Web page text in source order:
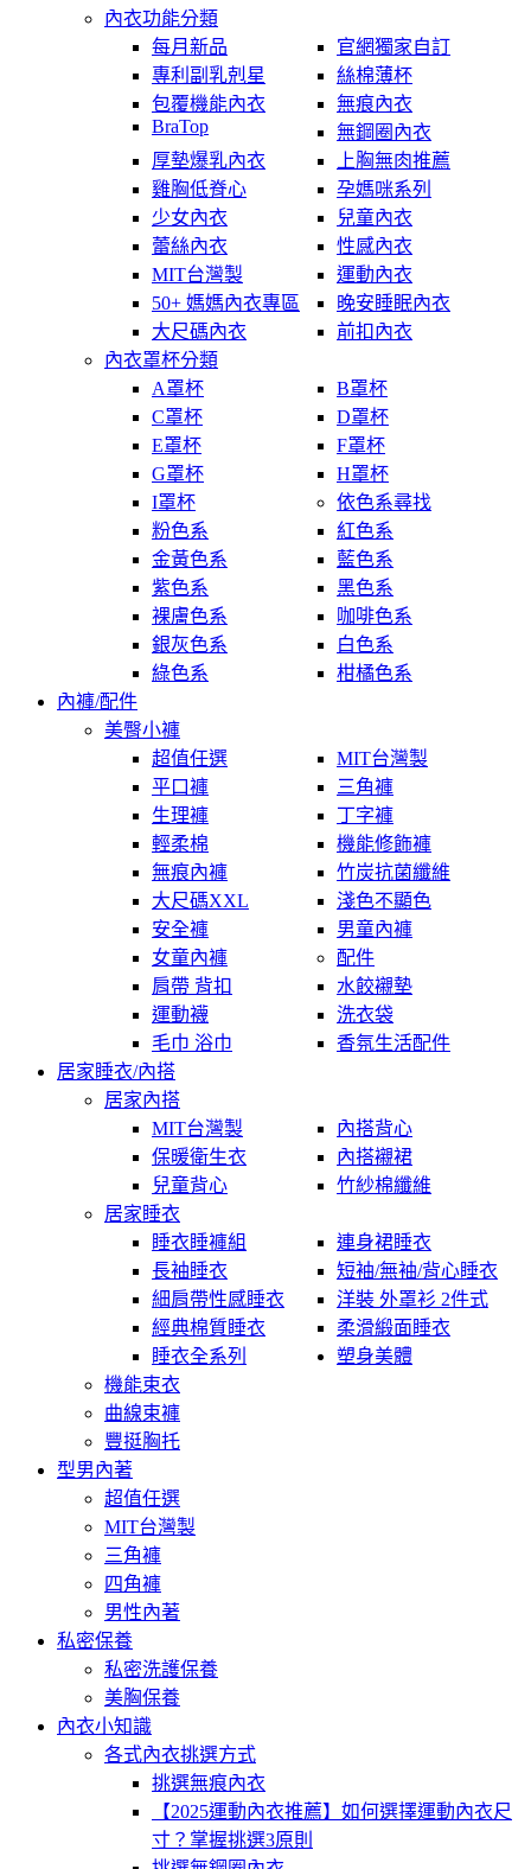
內衣功能分類
每月新品
官網獨家自訂
專利副乳剋星
絲棉薄杯
包覆機能內衣
無痕內衣
BraTop
無鋼圈內衣
厚墊爆乳內衣
上胸無肉推薦
雞胸低脊心
孕媽咪系列
少女內衣
兒童內衣
蕾絲內衣
性感內衣
MIT台灣製
運動內衣
50+ 媽媽內衣專區
晚安睡眠內衣
大尺碼內衣
前扣內衣
內衣罩杯分類
A罩杯
B罩杯
C罩杯
D罩杯
E罩杯
F罩杯
G罩杯
H罩杯
I罩杯
依色系尋找
粉色系
紅色系
金黃色系
藍色系
紫色系
黑色系
裸膚色系
咖啡色系
銀灰色系
白色系
綠色系
柑橘色系
內褲/配件
美臀小褲
超值任選
MIT台灣製
平口褲
三角褲
生理褲
丁字褲
輕柔棉
機能修飾褲
無痕內褲
竹炭抗菌纖維
大尺碼XXL
淺色不顯色
安全褲
男童內褲
女童內褲
配件
肩帶 背扣
水餃襯墊
運動襪
洗衣袋
毛巾 浴巾
香氛生活配件
居家睡衣/內搭
居家內搭
MIT台灣製
內搭背心
保暖衛生衣
內搭襯裙
兒童背心
竹紗棉纖維
居家睡衣
睡衣睡褲組
連身裙睡衣
長袖睡衣
短袖/無袖/背心睡衣
細肩帶性感睡衣
洋裝 外罩衫 2件式
經典棉質睡衣
柔滑緞面睡衣
睡衣全系列
塑身美體
機能束衣
曲線束褲
豐挺胸托
型男內著
超值任選
MIT台灣製
三角褲
四角褲
男性內著
私密保養
私密洗護保養
美胸保養
內衣小知識
各式內衣挑選方式
挑選無痕內衣
【2025運動內衣推薦】如何選擇運動內衣尺
寸？掌握挑選3原則